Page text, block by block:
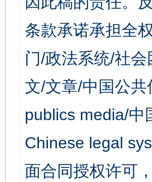
条款承诺承担全
门/政法系统/社
文/文章/中国公
publics media/中
Chinese legal
面合同授权许可